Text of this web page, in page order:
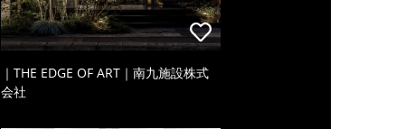
｜THE EDGE OF ART｜南九施設株式
会社